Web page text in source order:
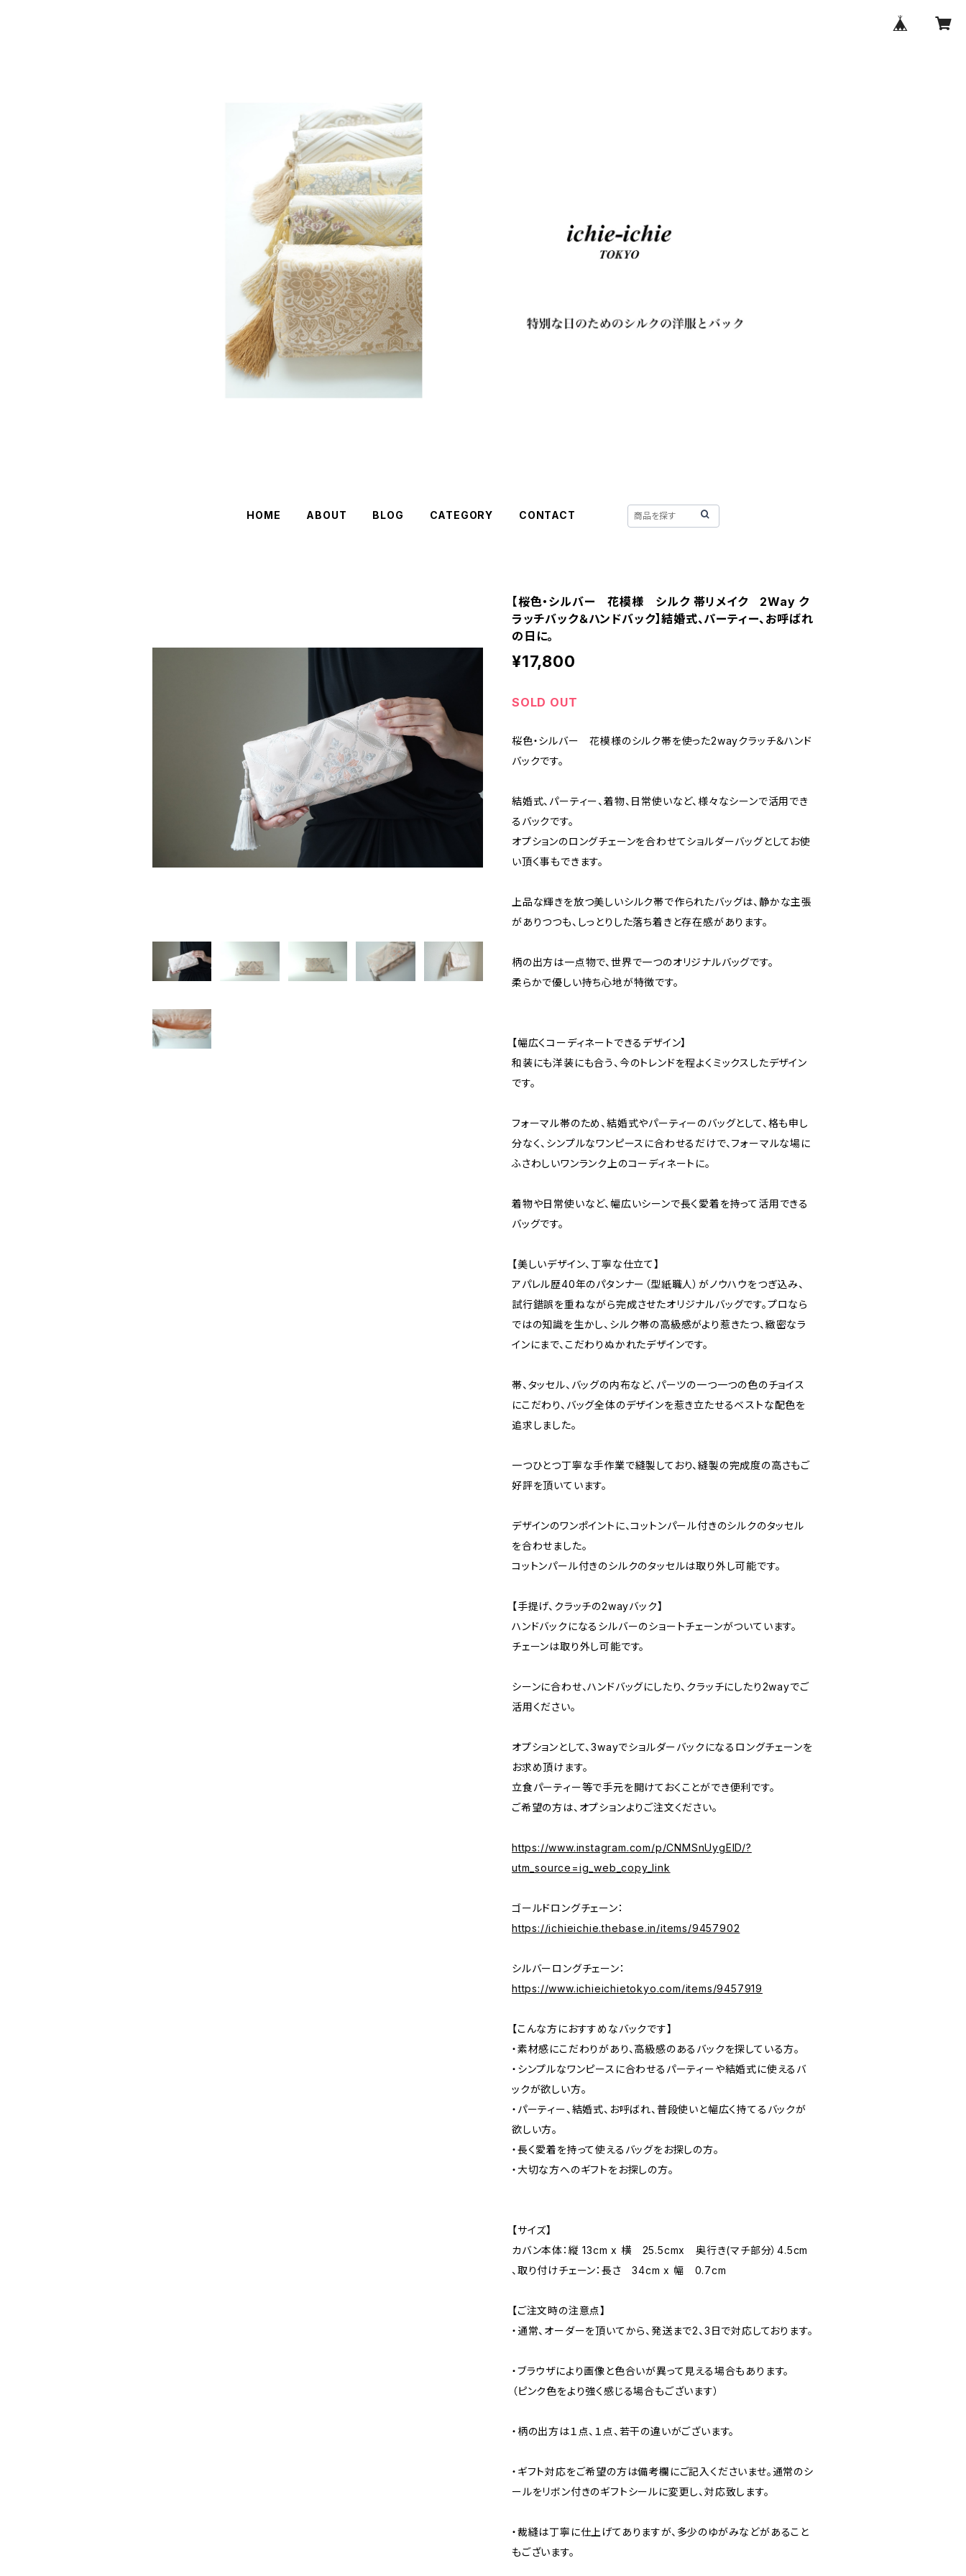
HOME ABOUT BLOG CATEGORY CONTACT
【桜色・シルバー 花模様 シルク 帯リメイク 2Way ク
ラッチバック＆ハンドバック】結婚式、パーティー、お呼ばれ
の日に。
¥17,800
SOLD OUT
桜色・シルバー 花模様のシルク帯を使った2wayクラッチ＆ハンド
バックです。
結婚式、パーティー、着物、日常使いなど、様々なシーンで活用でき
るバックです。
オプションのロングチェーンを合わせてショルダーバッグとしてお使
い頂く事もできます。
上品な輝きを放つ美しいシルク帯で作られたバッグは、静かな主張
がありつつも、しっとりした落ち着きと存在感があります。
柄の出方は一点物で、世界で一つのオリジナルバッグです。
柔らかで優しい持ち心地が特徴です。
【幅広くコーディネートできるデザイン】
和装にも洋装にも合う、今のトレンドを程よくミックスしたデザイン
です。
フォーマル帯のため、結婚式やパーティーのバッグとして、格も申し
分なく、シンプルなワンピースに合わせるだけで、フォーマルな場に
ふさわしいワンランク上のコーディネートに。
着物や日常使いなど、幅広いシーンで長く愛着を持って活用できる
バッグです。
【美しいデザイン、丁寧な仕立て】
アパレル歴40年のパタンナー（型紙職人）がノウハウをつぎ込み、
試行錯誤を重ねながら完成させたオリジナルバッグです。プロなら
ではの知識を生かし、シルク帯の高級感がより惹きたつ、緻密なラ
インにまで、こだわりぬかれたデザインです。
帯、タッセル、バッグの内布など、パーツの一つ一つの色のチョイス
にこだわり、バッグ全体のデザインを惹き立たせるベストな配色を
追求しました。
一つひとつ丁寧な手作業で縫製しており、縫製の完成度の高さもご
好評を頂いています。
デザインのワンポイントに、コットンパール付きのシルクのタッセル
を合わせました。
コットンパール付きのシルクのタッセルは取り外し可能です。
【手提げ、クラッチの2wayバック】
ハンドバックになるシルバーのショートチェーンがついています。
チェーンは取り外し可能です。
シーンに合わせ、ハンドバッグにしたり、クラッチにしたり2wayでご
活用ください。
オプションとして、3wayでショルダーバックになるロングチェーンを
お求め頂けます。
立食パーティー等で手元を開けておくことができ便利です。
ご希望の方は、オプションよりご注文ください。
https://www.instagram.com/p/CNMSnUygElD/?
utm_source=ig_web_copy_link
ゴールドロングチェーン：
https://ichieichie.thebase.in/items/9457902
シルバーロングチェーン：
https://www.ichieichietokyo.com/items/9457919
【こんな方におすすめなバックです】
・素材感にこだわりがあり、高級感のあるバックを探している方。
・シンプルなワンピースに合わせるパーティーや結婚式に使えるバ
ックが欲しい方。
・パーティー、結婚式、お呼ばれ、普段使いと幅広く持てるバックが
欲しい方。
・長く愛着を持って使えるバッグをお探しの方。
・大切な方へのギフトをお探しの方。
【サイズ】
カバン本体：縦 13cm x 横 25.5cmx 奥行き(マチ部分）4.5cm
、取り付けチェーン：長さ 34cm x 幅 0.7cm
【ご注文時の注意点】
・通常、オーダーを頂いてから、発送まで2、3日で対応しております。
・ブラウザにより画像と色合いが異って見える場合もあります。
（ピンク色をより強く感じる場合もございます）
・柄の出方は１点、１点、若干の違いがございます。
・ギフト対応をご希望の方は備考欄にご記入くださいませ。通常のシ
ールをリボン付きのギフトシールに変更し、対応致します。
・裁縫は丁寧に仕上げてありますが、多少のゆがみなどがあること
もございます。